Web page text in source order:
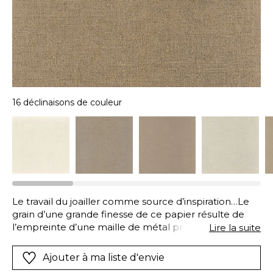
16 déclinaisons de couleur
Le travail du joailler comme source d’inspiration…Le
grain d’une grande finesse de ce papier résulte de
l’empreinte d’une maille de métal précieux. Rhodium
d’une encre métallique leur conférant une discrète
brillance. Les coloris foncés ont une base teintée
Lire la suite
Ajouter à ma liste d'envie